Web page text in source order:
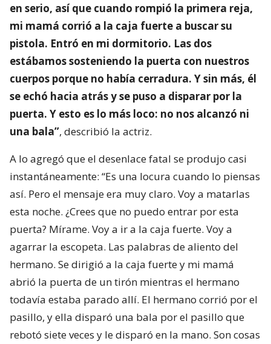
en serio, así que cuando rompió la primera reja,
mi mamá corrió a la caja fuerte a buscar su
pistola. Entró en mi dormitorio. Las dos
estábamos sosteniendo la puerta con nuestros
cuerpos porque no había cerradura. Y sin más, él
se echó hacia atrás y se puso a disparar por la
puerta. Y esto es lo más loco: no nos alcanzó ni
una bala”, describió la actriz.
A lo agregó que el desenlace fatal se produjo casi
instantáneamente: “Es una locura cuando lo piensas
así. Pero el mensaje era muy claro. Voy a matarlas
esta noche. ¿Crees que no puedo entrar por esta
puerta? Mírame. Voy a ir a la caja fuerte. Voy a
agarrar la escopeta. Las palabras de aliento del
hermano. Se dirigió a la caja fuerte y mi mamá
abrió la puerta de un tirón mientras el hermano
todavía estaba parado allí. El hermano corrió por el
pasillo, y ella disparó una bala por el pasillo que
rebotó siete veces y le disparó en la mano. Son cosas